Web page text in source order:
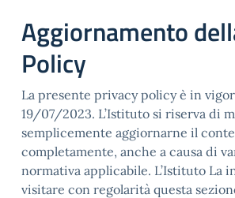
Aggiornamento
Policy
La presente privacy policy è in
19/07/2023. L’Istituto si riserva di
semplicemente aggiornarne il
completamente, anche a causa di
normativa applicabile. L’Istituto La
visitare con regolarità questa